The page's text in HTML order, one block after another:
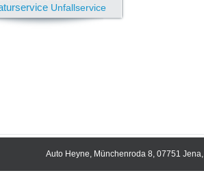
Unfallservice
Auto Heyne, Münchenroda 8, 07751